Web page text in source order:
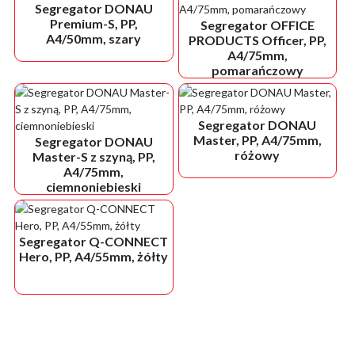
Segregator DONAU
Premium-S, PP,
A4/50mm, szary
Segregator OFFICE
PRODUCTS Officer, PP,
A4/75mm,
pomarańczowy
Segregator DONAU
Master-S z szyną, PP,
A4/75mm,
ciemnoniebieski
Segregator DONAU
Master, PP, A4/75mm,
różowy
Segregator Q-CONNECT
Hero, PP, A4/55mm, żółty